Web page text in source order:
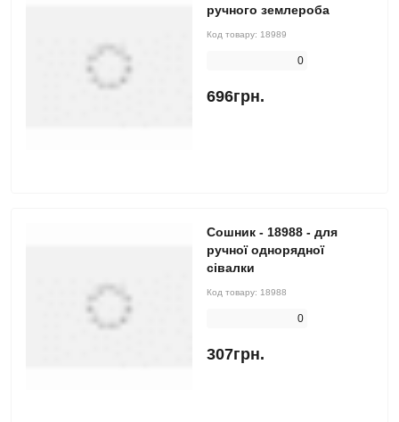
ручного землероба
Код товару: 18989
0
696грн.
Сошник - 18988 - для
ручної однорядної
сівалки
Код товару: 18988
0
307грн.